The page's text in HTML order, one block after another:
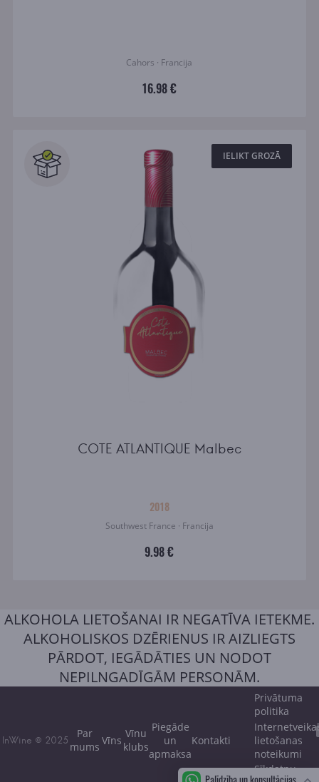
Cahors · Francija
16.98 €
IELIKT GROZĀ
COTE ATLANTIQUE Malbec
2018
Southwest France · Francija
9.98 €
ALKOHOLA LIETOŠANAI IR NEGATĪVA IETEKME.
ALKOHOLISKOS DZĒRIENUS IR AIZLIEGTS
PĀRDOT, IEGĀDĀTIES UN NODOT
NEPILNGADĪGĀM PERSONĀM.
InWine © 2025
Par
mums Vīns Vīnu
klubs
Piegāde
un
apmaksa
Kontakti
Privātuma
politika
lietošanas
noteikumi
Sīkdatņu